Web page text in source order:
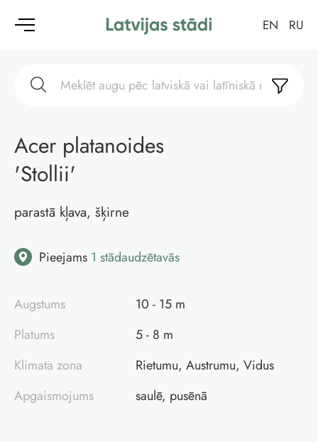
EN RU
Acer platanoides
'Stollii'
parastā kļava, šķirne
Pieejams 1 stādaudzētavās
Augstums
10 - 15 m
Platums
5 - 8 m
Klimata zona
Rietumu, Austrumu, Vidus
Apgaismojums
saulē, pusēnā